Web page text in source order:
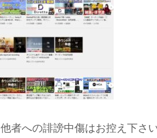
他者への誹謗中傷はお控え下さ